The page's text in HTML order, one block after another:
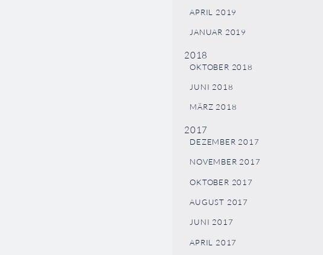
APRIL 2019
JANUAR 2019
2018
OKTOBER 2018
JUNI 2018
MÄRZ 2018
2017
DEZEMBER 2017
NOVEMBER 2017
OKTOBER 2017
AUGUST 2017
JUNI 2017
APRIL 2017